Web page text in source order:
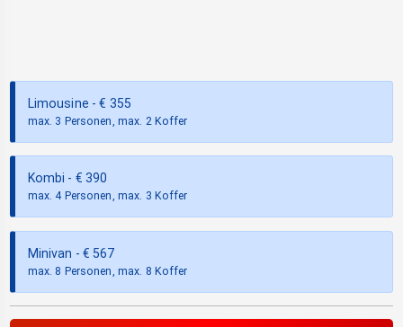
Limousine - € 355
max. 3 Personen, max. 2 Koffer
Kombi - € 390
max. 4 Personen, max. 3 Koffer
Minivan - € 567
max. 8 Personen, max. 8 Koffer